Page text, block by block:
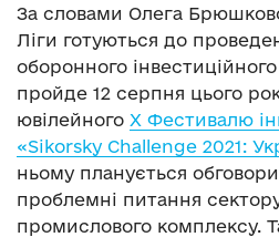
За словами Олега
Ліги готуються до
оборонного
пройде 12 серпня цього
ювілейного X Фестивалю
«Sikorsky Challenge 2021:
ньому планується
проблемні питання
промислового комплексу.